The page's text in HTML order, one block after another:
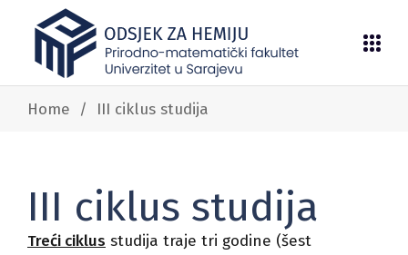
Home / III ciklus studija
III ciklus studija
Treći ciklus studija traje tri godine (šest